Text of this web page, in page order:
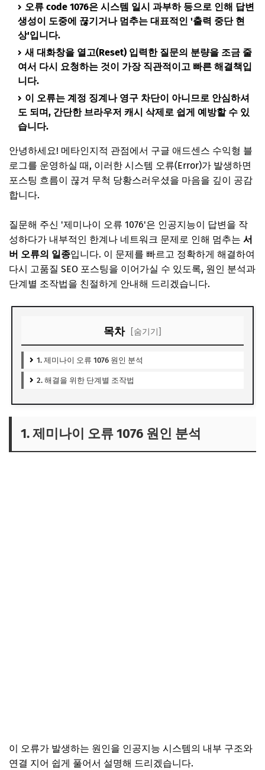
오류 code 1076은 시스템 일시 과부하 등으로 인해 답변
생성이 도중에 끊기거나 멈추는 대표적인 '출력 중단 현
상'입니다.
새 대화창을 열고(Reset) 입력한 질문의 분량을 조금 줄
여서 다시 요청하는 것이 가장 직관적이고 빠른 해결책입
니다.
이 오류는 계정 징계나 영구 차단이 아니므로 안심하셔
도 되며, 간단한 브라우저 캐시 삭제로 쉽게 예방할 수 있
습니다.
안녕하세요! 메타인지적 관점에서 구글 애드센스 수익형 블
로그를 운영하실 때, 이러한 시스템 오류(Error)가 발생하면
포스팅 흐름이 끊겨 무척 당황스러우셨을 마음을 깊이 공감
합니다.
질문해 주신 '제미나이 오류 1076'은 인공지능이 답변을 작
성하다가 내부적인 한계나 네트워크 문제로 인해 멈추는 서
버 오류의 일종입니다. 이 문제를 빠르고 정확하게 해결하여
다시 고품질 SEO 포스팅을 이어가실 수 있도록, 원인 분석과
단계별 조작법을 친절하게 안내해 드리겠습니다.
목차 [숨기기]
1. 제미나이 오류 1076 원인 분석
2. 해결을 위한 단계별 조작법
1. 제미나이 오류 1076 원인 분석
이 오류가 발생하는 원인을 인공지능 시스템의 내부 구조와
연결 지어 쉽게 풀어서 설명해 드리겠습니다.